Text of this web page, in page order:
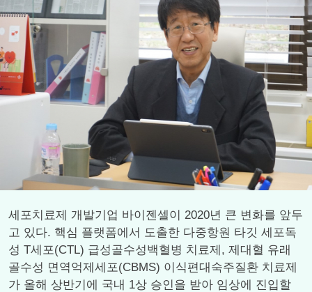
세포치료제 개발기업 바이젠셀이 2020년 큰 변화를 앞두
고 있다. 핵심 플랫폼에서 도출한 다중항원 타깃 세포독
성 T세포(CTL) 급성골수성백혈병 치료제, 제대혈 유래
골수성 면역억제세포(CBMS) 이식편대숙주질환 치료제
가 올해 상반기에 국내 1상 승인을 받아 임상에 진입할